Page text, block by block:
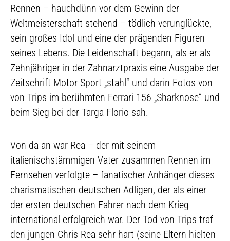
Rennen – hauchdünn vor dem Gewinn der
Weltmeisterschaft stehend – tödlich verunglückte,
sein großes Idol und eine der prägenden Figuren
seines Lebens. Die Leidenschaft begann, als er als
Zehnjähriger in der Zahnarztpraxis eine Ausgabe der
Zeitschrift Motor Sport „stahl“ und darin Fotos von
von Trips im berühmten Ferrari 156 „Sharknose“ und
beim Sieg bei der Targa Florio sah.
Von da an war Rea – der mit seinem
italienischstämmigen Vater zusammen Rennen im
Fernsehen verfolgte – fanatischer Anhänger dieses
charismatischen deutschen Adligen, der als einer
der ersten deutschen Fahrer nach dem Krieg
international erfolgreich war. Der Tod von Trips traf
den jungen Chris Rea sehr hart (seine Eltern hielten